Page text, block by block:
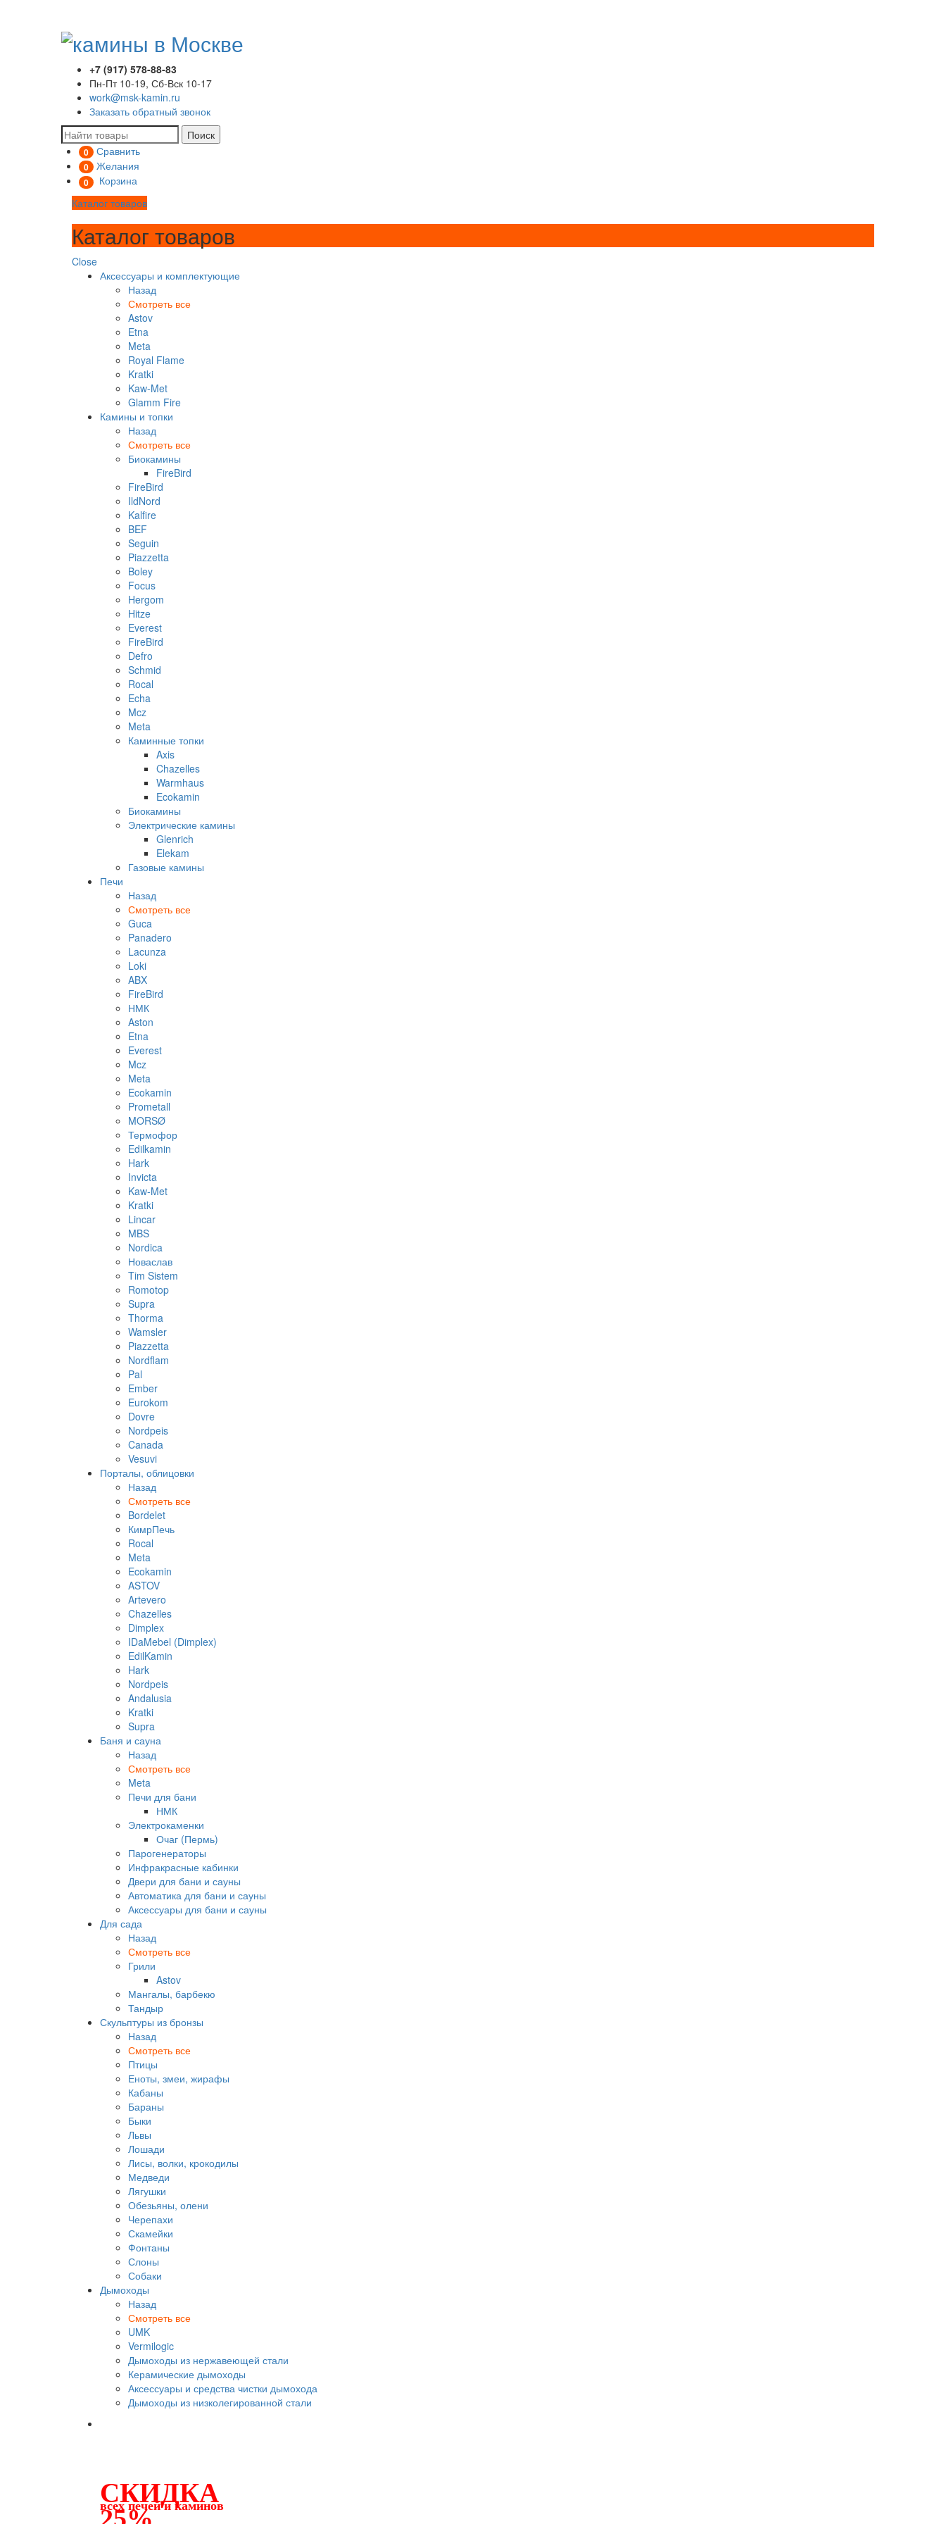
+7 (917) 578-88-83
Пн-Пт 10-19, Сб-Вск 10-17
work@msk-kamin.ru
Заказать обратный звонок
Поиск
0 Сравнить
0 Желания
0
Корзина
Каталог товаров
Каталог товаров
Close
Аксессуары и комплектующие
Назад
Смотреть все
Astov
Etna
Meta
Royal Flame
Kratki
Kaw-Met
Glamm Fire
Камины и топки
Назад
Смотреть все
Биокамины
FireBird
FireBird
IldNord
Kalfire
BEF
Seguin
Piazzetta
Boley
Focus
Hergom
Hitze
Everest
FireBird
Defro
Schmid
Rocal
Echa
Mcz
Meta
Каминные топки
Axis
Chazelles
Warmhaus
Ecokamin
Биокамины
Электрические камины
Glenrich
Elekam
Газовые камины
Печи
Назад
Смотреть все
Guca
Panadero
Lacunza
Loki
ABX
FireBird
НМК
Aston
Etna
Everest
Mcz
Meta
Ecokamin
Prometall
MORSØ
Термофор
Edilkamin
Hark
Invicta
Kaw-Met
Kratki
Lincar
MBS
Nordica
Новаслав
Tim Sistem
Romotop
Supra
Thorma
Wamsler
Piazzetta
Nordflam
Pal
Ember
Eurokom
Dovre
Nordpeis
Canada
Vesuvi
Порталы, облицовки
Назад
Смотреть все
Bordelet
КимрПечь
Rocal
Meta
Ecokamin
ASTOV
Artevero
Chazelles
Dimplex
IDaMebel (Dimplex)
EdilKamin
Hark
Nordpeis
Andalusia
Kratki
Supra
Баня и сауна
Назад
Смотреть все
Meta
Печи для бани
НМК
Электрокаменки
Очаг (Пермь)
Парогенераторы
Инфракрасные кабинки
Двери для бани и сауны
Автоматика для бани и сауны
Аксессуары для бани и сауны
Для сада
Назад
Смотреть все
Грили
Astov
Мангалы, барбекю
Тандыр
Скульптуры из бронзы
Назад
Смотреть все
Птицы
Еноты, змеи, жирафы
Кабаны
Бараны
Быки
Львы
Лошади
Лисы, волки, крокодилы
Медведи
Лягушки
Обезьяны, олени
Черепахи
Скамейки
Фонтаны
Слоны
Собаки
Дымоходы
Назад
Смотреть все
UMK
Vermilogic
Дымоходы из нержавеющей стали
Керамические дымоходы
Аксессуары и средства чистки дымохода
Дымоходы из низколегированной стали
СКИДКА
всех печей и каминов